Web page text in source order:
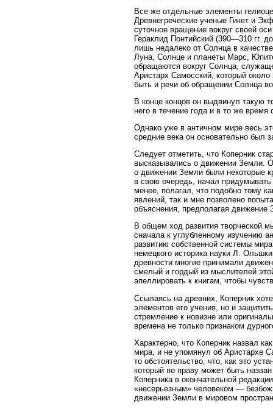
Все же отдельные элементы
Древнегреческие ученые Гикет и
суточное вращение вокруг своей
Гераклид Понтийский (390—310 гг.
лишь недалеко от Солнца в
Луна, Солнце и планеты Марс,
обращаются вокруг Солнца,
Аристарх Самосский, который
быть и речи об обращении Солнца
В конце концов он выдвинул такую
него в течение года и в то же время
Однако уже в античном мире весь
средние века он основательно был
Следует отметить, что Коперник
высказывались о движении Земли.
о движении Земли были некоторые
в свою очередь, начал
менее, полагал, что подобно тому
явлений, так и мне позволено
объяснения, предполагая движение
В общем ход развития творческой
сначала к углубленному изучению
развитию собственной системы
немецкого историка науки Л.
древности многие принимали
смелый и гордый из мыслителей
апеллировать к книгам, чтобы
Ссылаясь на древних, Коперник
элементов его учения, но и
стремление к новизне или
времена не только признаком
Характерно, что Коперник назвал
мира, и не упомянул об Аристархе
то обстоятельство, что, как это
который по праву может быть
Коперника в окончательной
«несерьезным» человеком —
движении Земли в мировом